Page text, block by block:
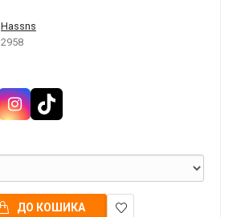
Hassns
2958
ДО КОШИКА